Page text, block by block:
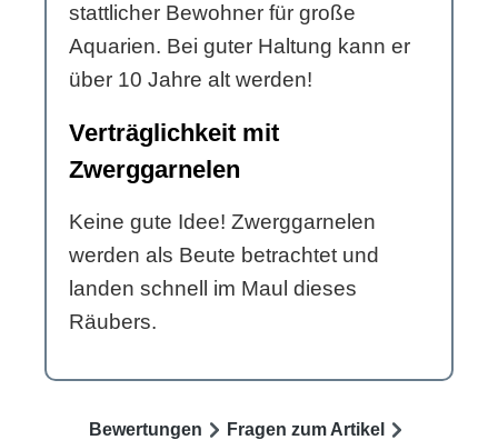
stattlicher Bewohner für große
Aquarien. Bei guter Haltung kann er
über 10 Jahre alt werden!
Verträglichkeit mit
Zwerggarnelen
Keine gute Idee! Zwerggarnelen
werden als Beute betrachtet und
landen schnell im Maul dieses
Räubers.
Bewertungen Fragen zum Artikel